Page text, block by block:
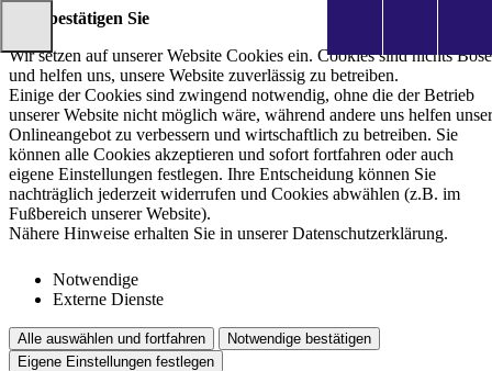
Bitte bestätigen Sie
Wir setzen auf unserer Website Cookies ein. Cookies sind nichts
und helfen uns, unsere Website zuverlässig zu betreiben.
Einige der Cookies sind zwingend notwendig, ohne die der Betrieb
unserer Website nicht möglich wäre, während andere uns helfen unser
Onlineangebot zu verbessern und wirtschaftlich zu betreiben. Sie
können alle Cookies akzeptieren und sofort fortfahren oder auch
eigene Einstellungen festlegen. Ihre Entscheidung können Sie
nachträglich jederzeit widerrufen und Cookies abwählen (z.B. im
Fußbereich unserer Website).
Nähere Hinweise erhalten Sie in unserer Datenschutzerklärung.
Notwendige
Externe Dienste
Alle auswählen und fortfahren
Notwendige bestätigen
Eigene Einstellungen festlegen